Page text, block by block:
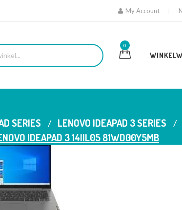
My Account
0
SERIES LENOVO IDEAPAD 3 SERIES
IDEAPAD 3 14IIL05 81WD00Y5MB